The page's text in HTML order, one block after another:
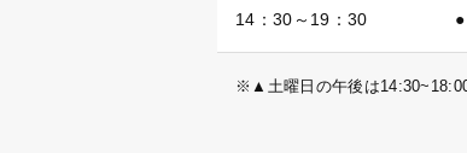
14：30～19：30 ●
※▲土曜日の午後は